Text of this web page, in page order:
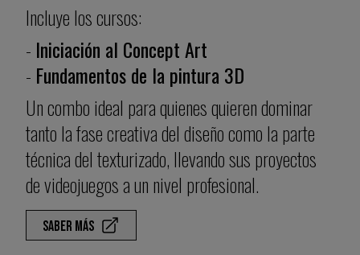
Incluye los cursos:
- Iniciación al Concept Art
- Fundamentos de la pintura 3D
Un combo ideal para quienes quieren dominar
tanto la fase creativa del diseño como la parte
técnica del texturizado, llevando sus proyectos
de videojuegos a un nivel profesional.
Saber más